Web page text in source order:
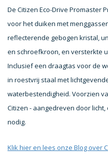
De Citizen Eco-Drive Promaster
voor het duiken met
reflecterende gebogen kristal,
en schroefkroon, en versterkte
Inclusief een draagtas voor de
in roestvrij staal met
waterbestendigheid. Voorzien
Citizen - aangedreven door
nodig.
Klik hier en lees onze Blog over